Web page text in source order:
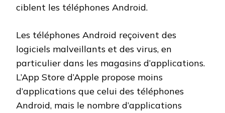
ciblent les téléphones Android.
Les téléphones Android reçoivent des
logiciels malveillants et des virus, en
particulier dans les magasins d’applications.
L’App Store d’Apple propose moins
d’applications que celui des téléphones
Android, mais le nombre d’applications